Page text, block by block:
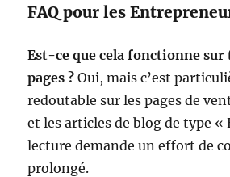
FAQ pour les
Est-ce que cela fonctionne sur
pages ? Oui, mais c’est
redoutable sur les pages de
et les articles de blog de type «
lecture demande un effort de
prolongé.